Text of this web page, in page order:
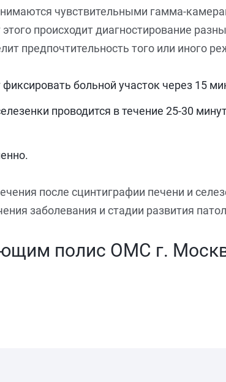
чувствительными гамма-
происходит диагностирование
предпочтительность того или иного
больной участок через 15
проводится в течение 25-30
после сцинтиграфии печени и
заболевания и стадии развития
полис ОМС г.